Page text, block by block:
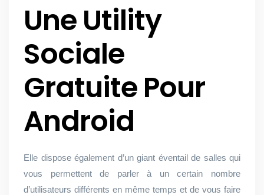
Une Utility
Sociale
Gratuite Pour
Android
Elle dispose également d’un giant éventail de salles qui
vous permettent de parler à un certain nombre
d’utilisateurs différents en même temps et de vous faire